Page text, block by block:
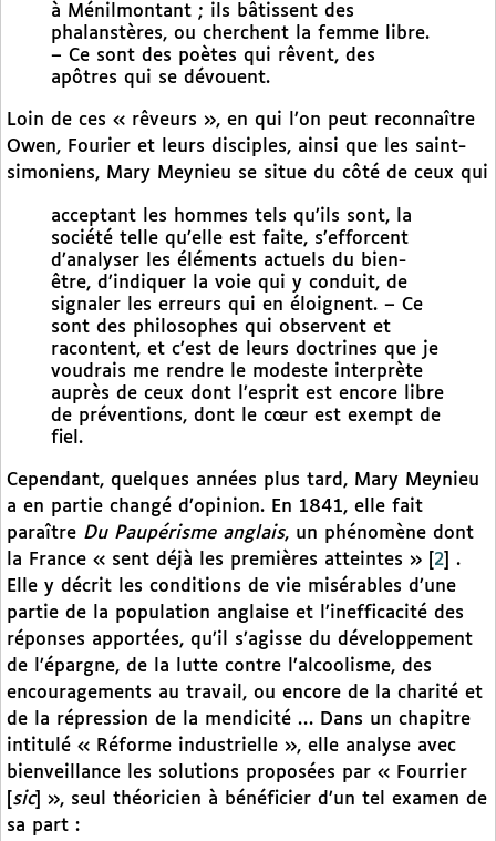
à Ménilmontant ; ils bâtissent des
phalanstères, ou cherchent la femme libre.
– Ce sont des poètes qui rêvent, des
apôtres qui se dévouent.
Loin de ces « rêveurs », en qui l’on peut reconnaître
Owen, Fourier et leurs disciples, ainsi que les saint-
simoniens, Mary Meynieu se situe du côté de ceux qui
acceptant les hommes tels qu’ils sont, la
société telle qu’elle est faite, s’efforcent
d’analyser les éléments actuels du bien-
être, d’indiquer la voie qui y conduit, de
signaler les erreurs qui en éloignent. – Ce
sont des philosophes qui observent et
racontent, et c’est de leurs doctrines que je
voudrais me rendre le modeste interprète
auprès de ceux dont l’esprit est encore libre
de préventions, dont le cœur est exempt de
fiel.
Cependant, quelques années plus tard, Mary Meynieu
a en partie changé d’opinion. En 1841, elle fait
paraître Du Paupérisme anglais, un phénomène dont
la France « sent déjà les premières atteintes »
2
.
Elle y décrit les conditions de vie misérables d’une
partie de la population anglaise et l’inefficacité des
réponses apportées, qu’il s’agisse du développement
de l’épargne, de la lutte contre l’alcoolisme, des
encouragements au travail, ou encore de la charité et
de la répression de la mendicité … Dans un chapitre
intitulé « Réforme industrielle », elle analyse avec
bienveillance les solutions proposées par « Fourrier
sic] », seul théoricien à bénéficier d’un tel examen de
sa part :